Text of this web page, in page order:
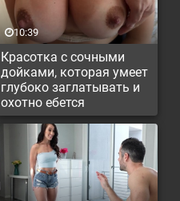
Красотка с сочными
дойками, которая умеет
глубоко заглатывать и
охотно ебется
10:39